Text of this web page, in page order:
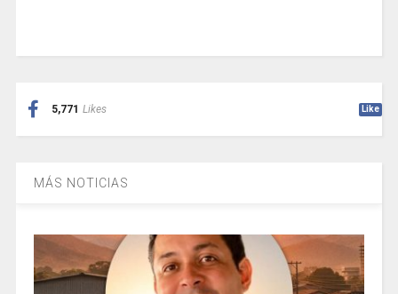
5,771 Likes Like
MÁS NOTICIAS